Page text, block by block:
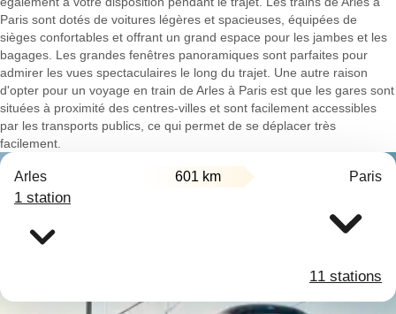
Paris sont dotés de voitures légères et spacieuses, équipées de
sièges confortables et offrant un grand espace pour les jambes et les
bagages. Les grandes fenêtres panoramiques sont parfaites pour
admirer les vues spectaculaires le long du trajet. Une autre raison
d'opter pour un voyage en train de Arles à Paris est que les gares sont
situées à proximité des centres-villes et sont facilement accessibles
par les transports publics, ce qui permet de se déplacer très
facilement.
Arles 601 km Paris
1 station
11 stations